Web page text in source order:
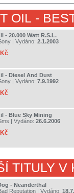
OIL -
- 20.000 Watt R.S.L.
| Vydáno: 2.1.2003
- Diesel And Dust
| Vydáno: 7.9.1992
- Blue Sky Mining
| Vydáno: 26.6.2006
TITULY V
- Neanderthal
Reputation | Vydáno: